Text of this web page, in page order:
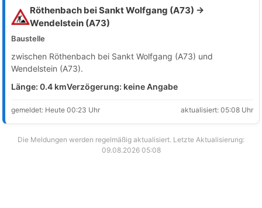
Röthenbach bei Sankt Wolfgang (A73) →
Wendelstein (A73)
Baustelle
zwischen Röthenbach bei Sankt Wolfgang (A73) und
Wendelstein (A73).
Länge: 0.4 kmVerzögerung: keine Angabe
gemeldet: Heute 00:23 Uhr aktualisiert: 05:08 Uhr
Die Meldungen werden regelmäßig aktualisiert. Letzte Aktualisierung:
09.08.2026 05:08